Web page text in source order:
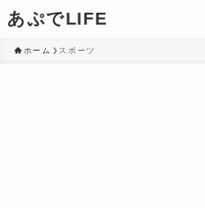
あぷでLIFE
ホーム スポーツ